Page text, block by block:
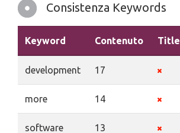
Consistenza Keywords
Keyword Contenuto Title
development 17
more 14
software 13